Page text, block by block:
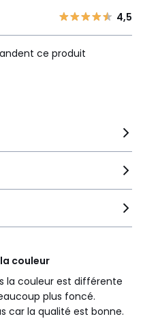
4,5
ce produit
4,5
ce produit
couleur
la couleur est différente
plus foncé.
car la qualité est bonne.